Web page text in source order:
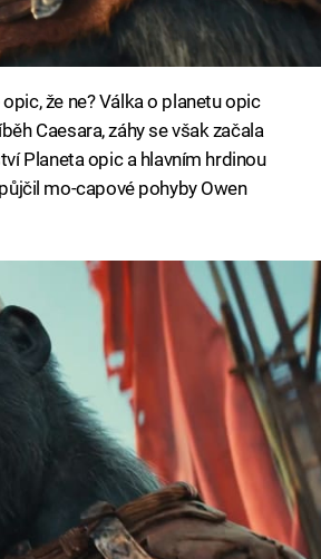
že ne? Válka o planetu opic
Caesara, záhy se však začala
Planeta opic a hlavním hrdinou
mo-capové pohyby Owen